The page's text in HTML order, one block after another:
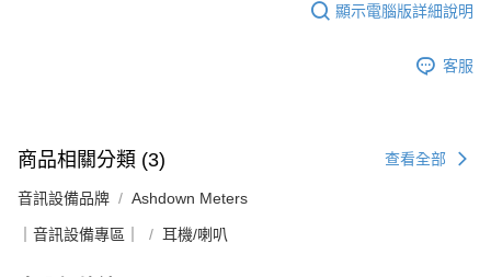
顯示電腦版詳細說明
客服
商品相關分類 (3) 查看全部
音訊設備品牌 Ashdown Meters
｜音訊設備專區｜ 耳機/喇叭